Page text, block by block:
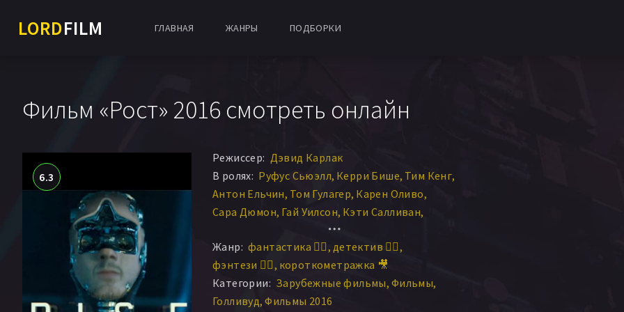
LORDFILM ГЛАВНАЯ ЖАНРЫ ПОДБОРКИ
Фильм «Рост» 2016 смотреть онлайн
6.3
Режиссер: Дэвид Карлак
В ролях: Руфус Сьюэлл Керри Бише Тим Кенг
Антон Ельчин Том Гулагер Карен Оливо
Сара Дюмон Гай Уилсон Кэти Салливан
Денниша Прэтт
Тим Кан Терренс Эдвардс Таня Митюшина
Корби Салливан Бобби Прюитт
Derrick Eppich Алана Керр Райан Гангл
Рафаэль Каммер
Жанр: фантастика 🧙‍♀️ детектив 🕵️‍♂️
фэнтези 🧝‍♂️ короткометражка 🎥
Категории: Зарубежные фильмы Фильмы
Голливуд Фильмы 2016